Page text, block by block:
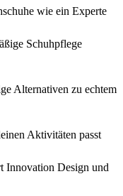
wie ein Experte
Schuhpflege
Alternativen zu echtem
Aktivitäten passt
Innovation Design und